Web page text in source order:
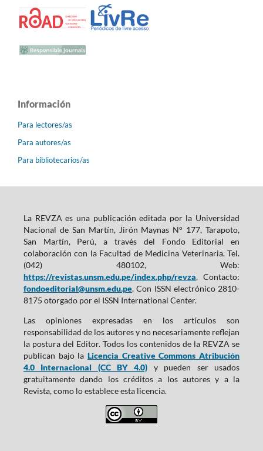
Información
Para lectores/as
Para autores/as
Para bibliotecarios/as
La REVZA es una publicación editada por la Universidad
Nacional de San Martín, Jirón Maynas N° 177, Tarapoto,
San Martín, Perú, a través del Fondo Editorial en
colaboración con la Facultad de Medicina Veterinaria. Tel.
(042) 480102, Web:
https://revistas.unsm.edu.pe/index.php/revza, Contacto:
fondoeditorial@unsm.edu.pe. Con ISSN electrónico 2810-
8175 otorgado por el ISSN International Center.
Las opiniones expresadas en los artículos son
responsabilidad de los autores y no necesariamente reflejan
la postura del Editor. Todos los contenidos de la REVZA se
publican bajo la Licencia Creative Commons Atribución
4.0 Internacional (CC BY 4.0) y pueden ser usados
gratuitamente dando los créditos a los autores y a la
Revista, como lo establece esta licencia.